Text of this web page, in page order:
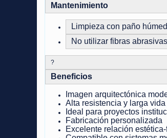
Mantenimiento
Limpieza con paño
No utilizar fibras abrasivas
?
Beneficios
Imagen arquitectónica
Alta resistencia y larga vida
Ideal para proyectos
Fabricación personalizada
Excelente relación